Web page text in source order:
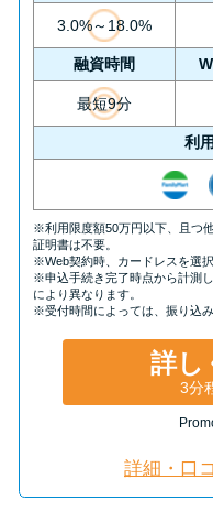
申
安や
ブ
は
アコ
方法
アコ
の？
底解
プロ
説！
3.0%～18.0%
融資時間
最短9分
利
※利用限度額50万円以下、且つ
証明書は不要。
※Web契約時、カードレスを選
※申込手続き完了時点から計測
により異なります。
※受付時間によっては、振り込
詳し
3分
詳細・口